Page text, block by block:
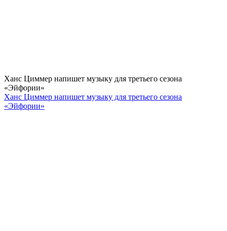
Ханс Циммер напишет музыку для третьего сезона
«Эйфории»
Ханс Циммер напишет музыку для третьего сезона
«Эйфории»